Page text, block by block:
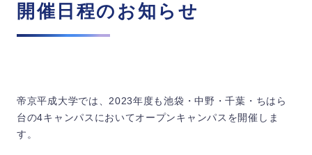
開催日程のお知らせ
帝京平成大学では、2023年度も池袋・中野・千葉・ちはら
台の4キャンパスにおいてオープンキャンパスを開催しま
す。